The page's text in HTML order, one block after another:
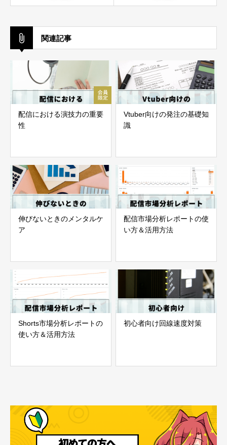
関連記事
配信における演技力の重要
性
Vtuber向けの発注の基礎知
識
伸びないときのメンタルケ
ア
配信市場分析レポートの使
い方＆活用方法
Shorts市場分析レポートの
使い方＆活用方法
初心者向け回線速度対策